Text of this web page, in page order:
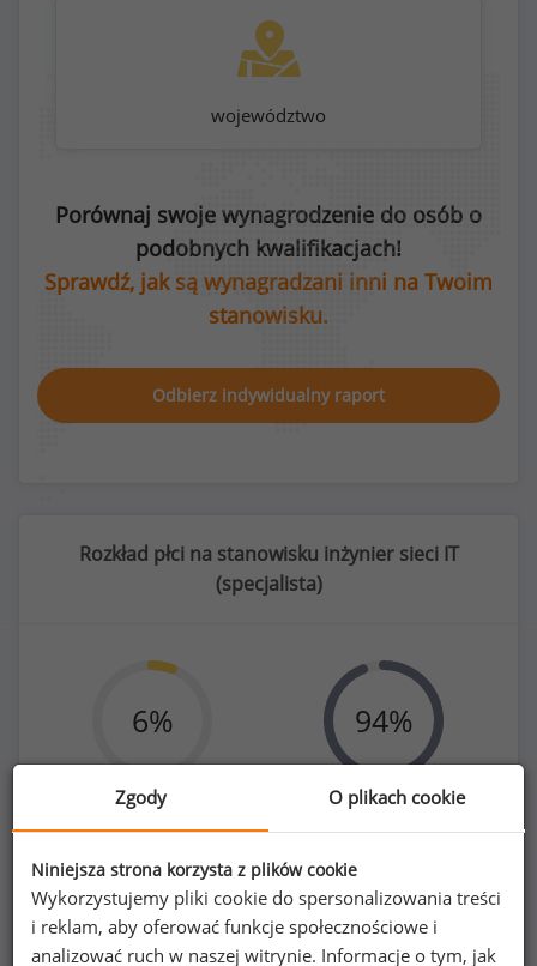
województwo
Porównaj swoje wynagrodzenie do osób o
podobnych kwalifikacjach!
Sprawdź, jak są wynagradzani inni na Twoim
stanowisku.
Odbierz indywidualny raport
Rozkład płci na stanowisku inżynier sieci IT
(specjalista)
6%
7
94%
Zgody O plikach cookie
Niniejsza strona korzysta z plików cookie
Wykorzystujemy pliki cookie do spersonalizowania treści
i reklam, aby oferować funkcje społecznościowe i
analizować ruch w naszej witrynie. Informacje o tym, jak